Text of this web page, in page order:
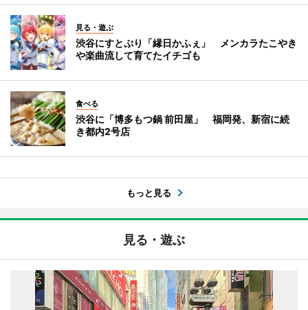
見る・遊ぶ
渋谷にすとぷり「縁日かふぇ」 メンカラたこやき
や楽曲流して育てたイチゴも
食べる
渋谷に「博多もつ鍋 前田屋」 福岡発、新宿に続
き都内2号店
もっと見る
見る・遊ぶ